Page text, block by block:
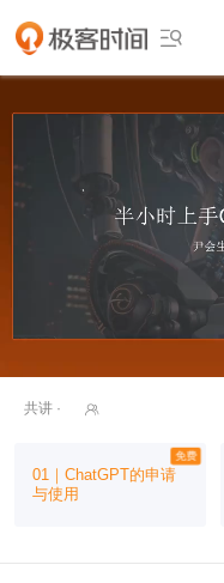

共讲 · 
免费
01｜ChatGPT的申请
与使用